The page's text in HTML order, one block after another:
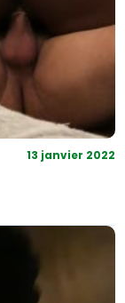
13 janvier 2022